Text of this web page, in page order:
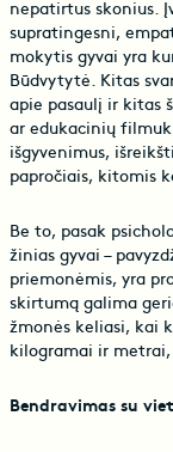
nepatirtus skonius.
supratingesni,
mokytis gyvai yra
Būdvytytė. Kitas
apie pasaulį ir kitas
ar edukacinių
išgyvenimus,
papročiais, kitomis
Be to, pasak
žinias gyvai –
priemonėmis, yra
skirtumą galima
žmonės keliasi, kai
kilogramai ir metrai,
Bendravimas su